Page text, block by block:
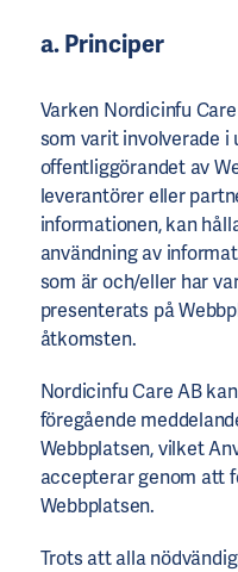
a. Principer
Varken Nordicinfu
som varit involverade
offentliggörandet av
leverantörer eller
informationen, kan
användning av
som är och/eller har
presenterats på
åtkomsten.
Nordicinfu Care AB
föregående
Webbplatsen, vilket
accepterar genom att
Webbplatsen.
Trots att alla